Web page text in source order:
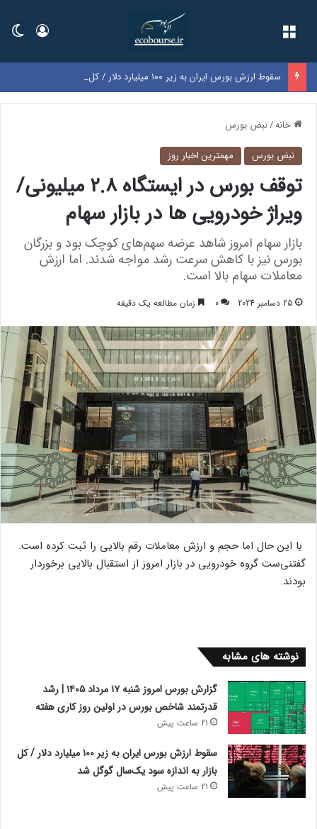
ورود
خانه/نبض بورس
نبض بورس مهمترین اخبار روز
توقف بورس در ایستگاه 2.8 میلیونی/
ویراژ خودرویی ها در بازار سهام
بازار سهام امروز شاهد عرضه سهم‌های کوچک بود و بزرگان
بورس نیز با کاهش سرعت رشد مواجه شدند. اما ارزش
معاملات سهام بالا است.
25 دسامبر 2024 0 زمان مطالعه یک دقیقه
با این حال اما حجم و ارزش معاملات رقم بالایی را ثبت کرده است.
گفتنی‌ست گروه خودرویی در بازار امروز از استقبال بالایی برخوردار
بودند.
نوشته های مشابه
گزارش بورس امروز شنبه ۱۷ مرداد ۱۴۰۵ | رشد
قدرتمند شاخص بورس در اولین روز کاری هفته
21 ساعت پیش
سقوط ارزش بورس ایران به زیر ۱۰۰ میلیارد دلار / کل
بازار به اندازه سود یک‌سال گوگل شد
21 ساعت پیش